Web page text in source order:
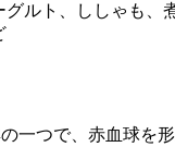
ルト、ししゃも、
一つで、赤血球を